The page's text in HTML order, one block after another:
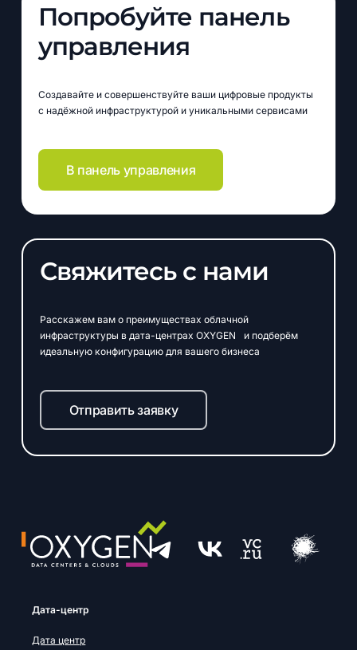
Попробуйте панель
управления
Создавайте и совершенствуйте ваши цифровые продукты
с надёжной инфраструктурой и уникальными сервисами
В панель управления
Свяжитесь с нами
Расскажем вам о преимуществах облачной
инфраструктуры в дата-центрах OXYGEN и подберём
идеальную конфигурацию для вашего бизнеса
Отправить заявку
Дата-центр
Дата центр